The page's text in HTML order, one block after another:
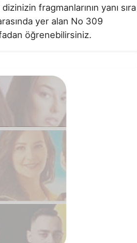
fragmanlarının yanı sıra
yer alan No 309
öğrenebilirsiniz.